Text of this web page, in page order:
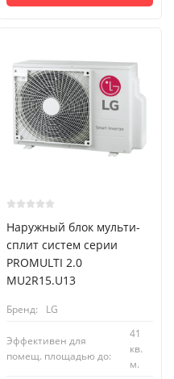
Наружный блок мульти-
сплит систем серии
PROMULTI 2.0
MU2R15.U13
Бренд: LG
Эффективен для
помещ. площадью до:
41
кв.
м.